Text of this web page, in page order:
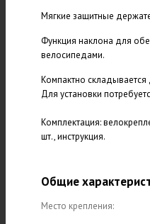
Мягкие защитные
Функция наклона для
велосипедами.
Компактно
Для установки
Комплектация:
шт., инструкция.
Общие
Место крепления: